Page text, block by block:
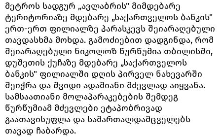
მეტროს სადგურ „ავლაბრის" მიმდებარე
ტერიტორიაზე მდებარე „საქართველოს ბანკის"
ერთ-ერთ ფილიალზე პარასკევს შეიარაღებული
თავდასხმა მოხდა. გამოძიებით დადგინდა, რომ
შეიარაღებული ნიკოლოზ წურწუმია თბილისში,
დუშეთის ქუჩაზე მდებარე „საქართველოს
ბანკის" ფილიალში დღის პირველ ნახევარში
შეიჭრა და შვიდი ადამიანი მძევლად აიყვანა.
სამსაათიანი მოლაპარაკებების შემდეგ
წურწუმიამ მძევლები ეტაპობრივად
გაათავისუფლა და სამართალდამცველებს
თავად ჩაბარდა.